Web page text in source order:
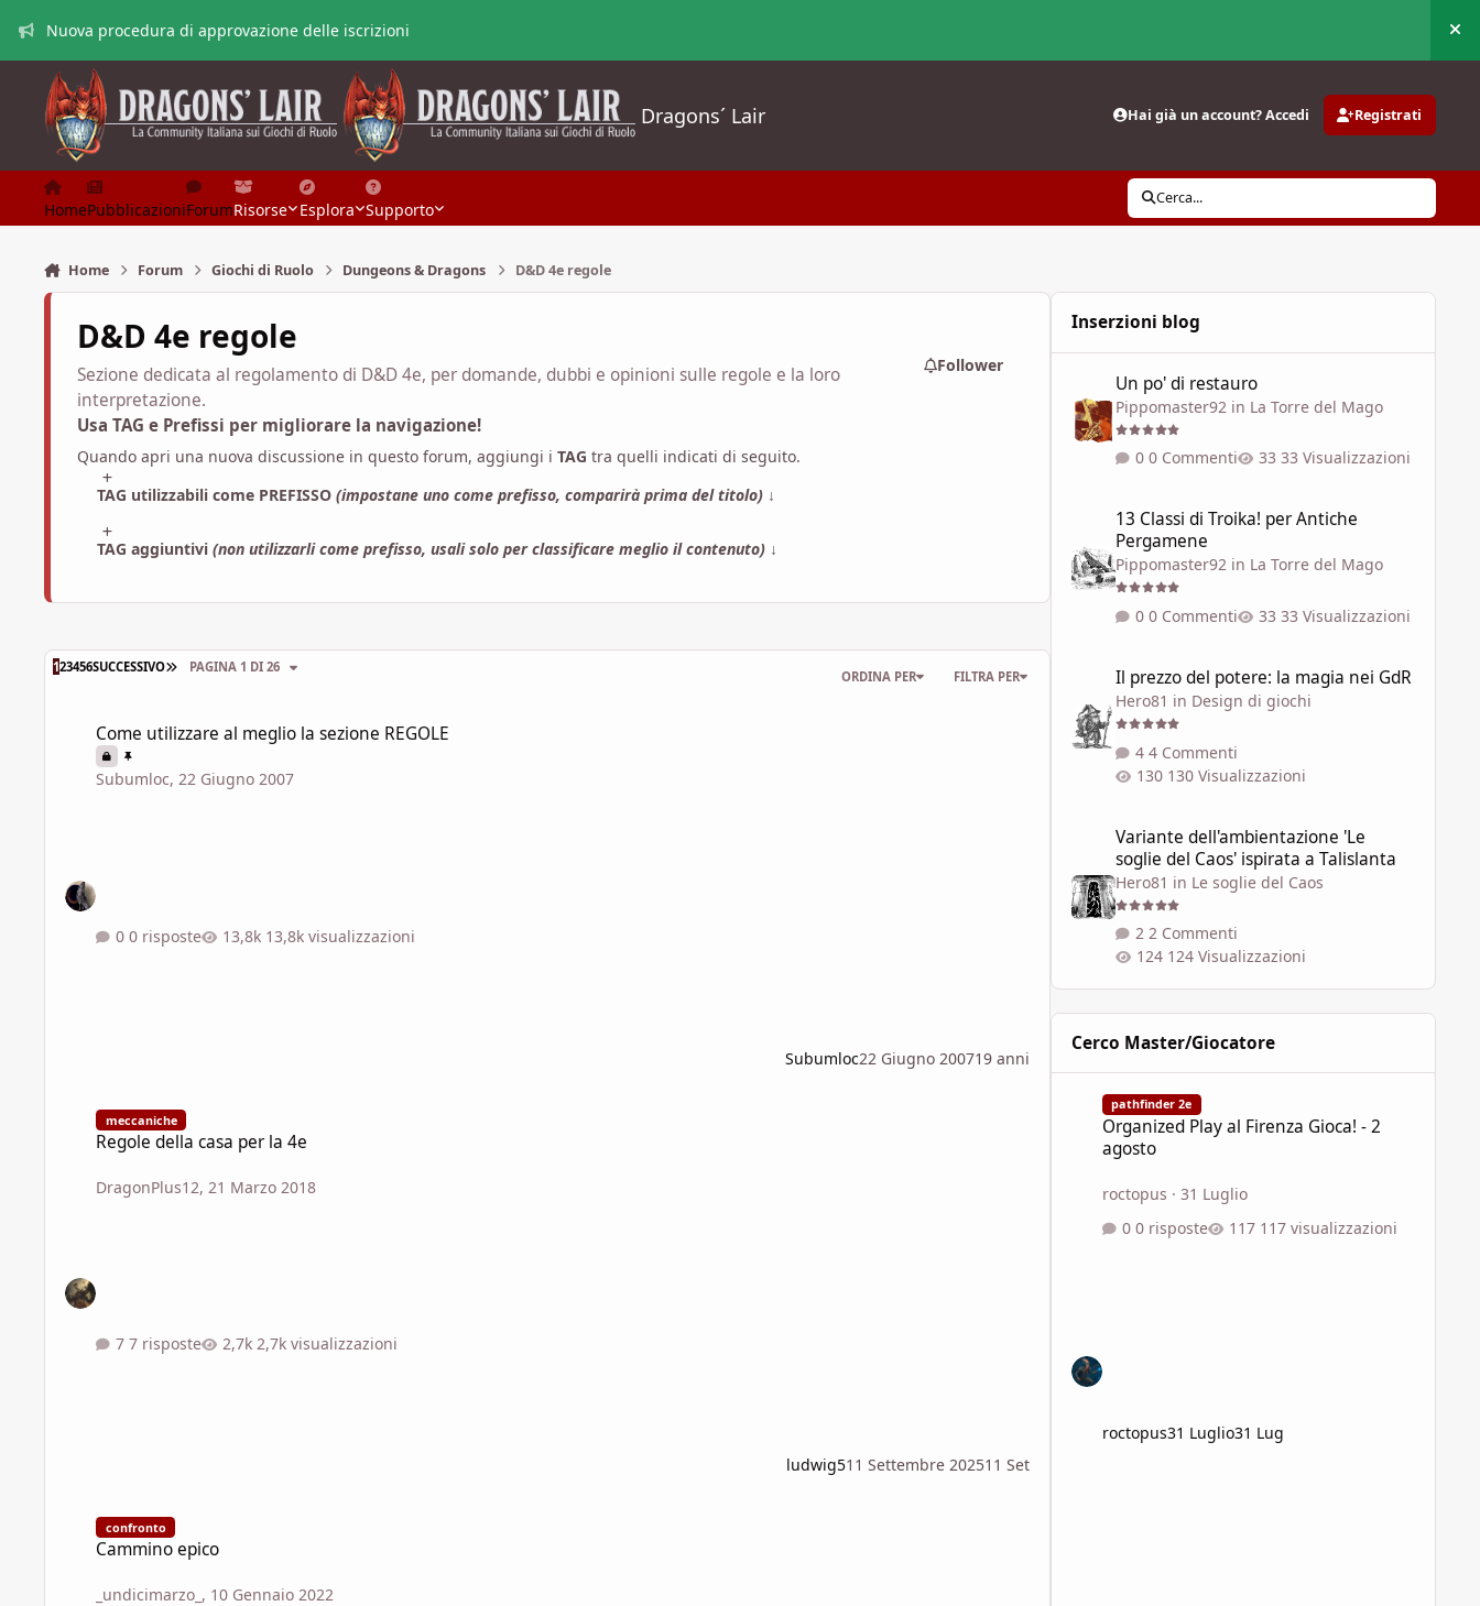
Nuova procedura di approvazione delle iscrizioni
Dragons´ Lair Hai già un account? Accedi Registrati
HomePubblicazioniForumRisorse Esplora Supporto
Cerca...
Home Forum Giochi di Ruolo Dungeons & Dragons D&D 4e regole
D&D 4e regole
Sezione dedicata al regolamento di D&D 4e, per domande, dubbi e opinioni sulle regole e la loro
interpretazione.
Follower
Usa TAG e Prefissi per migliorare la navigazione!
Quando apri una nuova discussione in questo forum, aggiungi i TAG tra quelli indicati di seguito.
TAG utilizzabili come PREFISSO (impostane uno come prefisso, comparirà prima del titolo) ↓
TAG aggiuntivi (non utilizzarli come prefisso, usali solo per classificare meglio il contenuto) ↓
123456SUCCESSIVO ULTIMA PAGINA
PAGINA 1 DI 26
ORDINA PER FILTRA PER
Come utilizzare al meglio la sezione REGOLE
Subumloc,22 Giugno 2007
0 risposte 13,8k visualizzazioni
Subumloc22 Giugno 200719 anni
meccaniche
Regole della casa per la 4e
DragonPlus12,21 Marzo 2018
7 risposte 2,7k visualizzazioni
ludwig511 Settembre 202511 Set
confronto
Cammino epico
_undicimarzo_ , 10 Gennaio 2022
Inserzioni blog
Un po' di restauro
Pippomaster92 in La Torre del Mago
0 Commenti 33 Visualizzazioni
13 Classi di Troika! per Antiche
Pergamene
Pippomaster92in La Torre del Mago
0 Commenti 33 Visualizzazioni
Il prezzo del potere: la magia nei GdR
Il prezzo del potere: la magia nei GdR
Hero81 in Design di giochi
4 Commenti
130 Visualizzazioni
Variante dell'ambientazione 'Le
soglie del Caos' ispirata a Talislanta
Hero81 in Le soglie del Caos
2 Commenti
124 Visualizzazioni
Cerco Master/Giocatore
pathfinder 2e
Organized Play al Firenza Gioca! - 2
agosto
roctopus · 31 Luglio
0 risposte
117 visualizzazioni
roctopus31 Luglio31 Lug